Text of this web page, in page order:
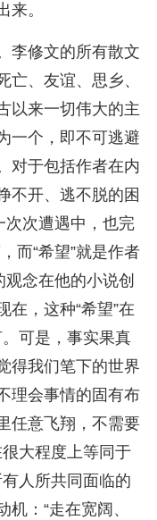
来。
李修文的所有散文
、友谊、思乡、
以来一切伟大的主
一个，即不可逃避
对于包括作者在内
不开、逃不脱的困
次次遭遇中，也完
而“希望”就是作者
观念在他的小说创
在，这种“希望”在
。可是，事实果真
得我们笔下的世界
理会事情的固有布
任意飞翔，不需要
很大程度上等同于
人所共同面临的
：“走在宽阔、